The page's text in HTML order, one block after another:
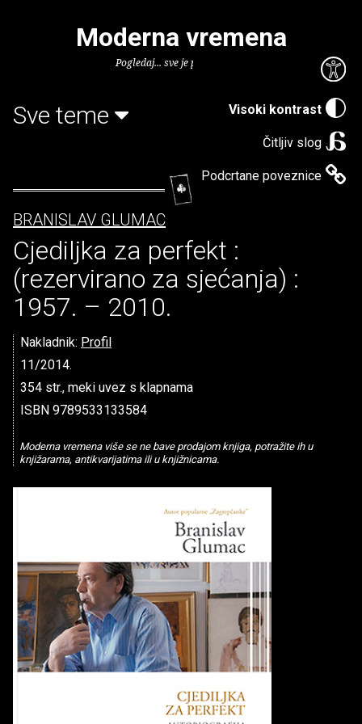
Visoki kontrast
Čitljiv slog
Podcrtane poveznice
Moderna vremena
Pogledaj... sve je puno knjiga.
Sve teme
BRANISLAV GLUMAC
Cjediljka za perfekt :
(rezervirano za sjećanja) :
1957. – 2010.
Nakladnik: Profil
11/2014.
354 str., meki uvez s klapnama
ISBN 9789533133584
Moderna vremena više se ne bave prodajom knjiga, potražite ih u
knjižarama, antikvarijatima ili u knjižnicama.